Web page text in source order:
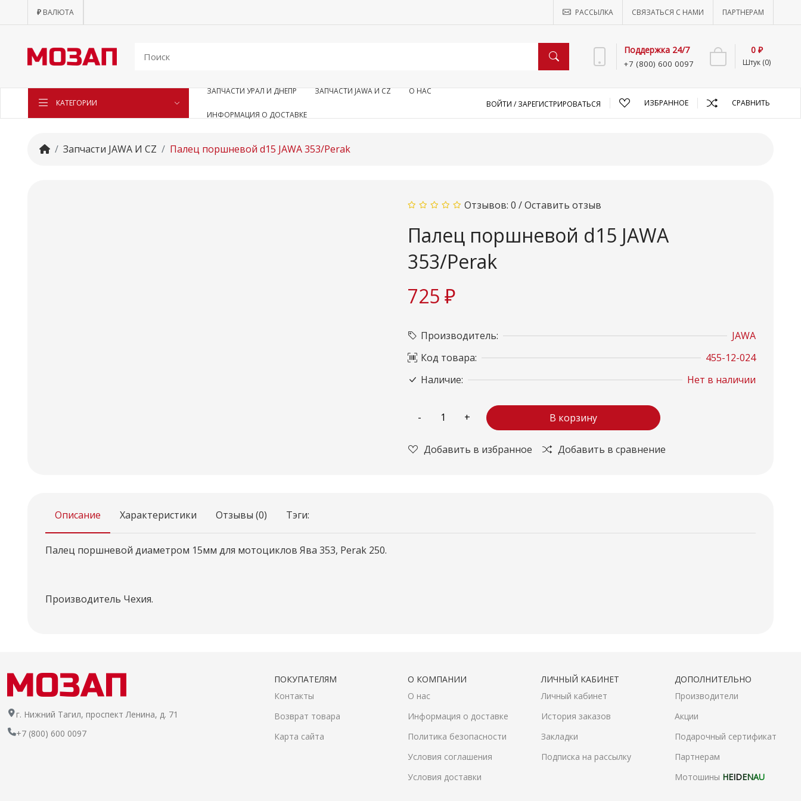
₽ ВАЛЮТА РАССЫЛКА СВЯЗАТЬСЯ С НАМИ ПАРТНЕРАМ
Поддержка 24/7
+7 (800) 600 0097 Штук (0)
0 ₽
КАТЕГОРИИ
ЗАПЧАСТИ УРАЛ И ДНЕПР ЗАПЧАСТИ JAWA И CZ О НАС
ИНФОРМАЦИЯ О ДОСТАВКЕ
ВОЙТИ /ЗАРЕГИСТРИРОВАТЬСЯ ИЗБРАННОЕ СРАВНИТЬ
Запчасти JAWA И CZ Палец поршневой d15 JAWA 353/Perak
Отзывов: 0 /Оставить отзыв
Палец поршневой d15 JAWA
353/Perak
725 ₽
Производитель:
JAWA
Код товара:
455-12-024
Наличие:
Нет в наличии
В корзину
Добавить в избранное Добавить в сравнение
Описание Характеристики Отзывы (0) Тэги:
Палец поршневой диаметром 15мм для мотоциклов Ява 353, Perak 250.
Производитель Чехия.
г. Нижний Тагил, проспект Ленина, д. 71
+7 (800) 600 0097
ПОКУПАТЕЛЯМ
Контакты
Возврат товара
Карта сайта
О КОМПАНИИ
О нас
Информация о доставке
Политика безопасности
Условия соглашения
Условия доставки
ЛИЧНЫЙ КАБИНЕТ
Личный кабинет
История заказов
Закладки
Подписка на рассылку
ДОПОЛНИТЕЛЬНО
Производители
Акции
Подарочный сертификат
Партнерам
Мотошины HEIDENAU